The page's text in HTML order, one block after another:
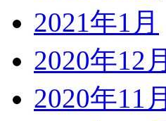
2021年1月
2020年12月
2020年11月